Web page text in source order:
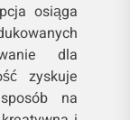
osiąga
dla
zyskuje
na